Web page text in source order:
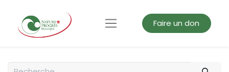
Faire un don